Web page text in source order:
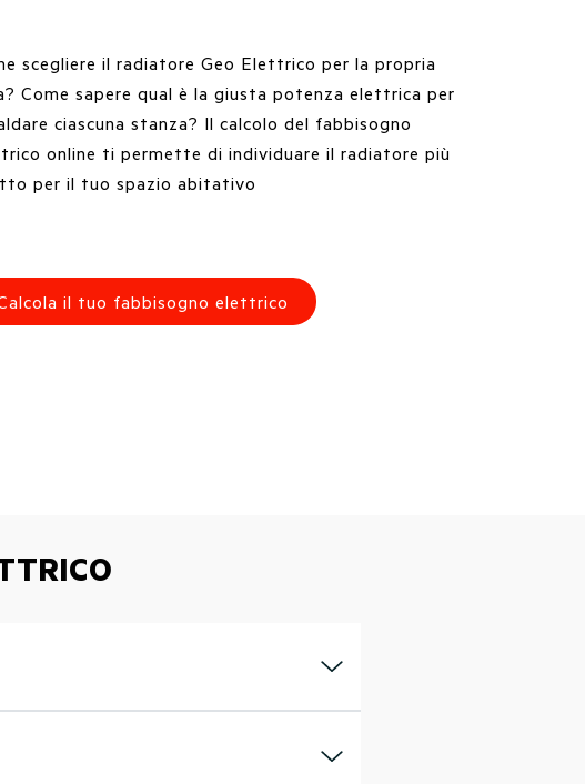
scegliere il radiatore Geo Elettrico per la propria
Come sapere qual è la giusta potenza elettrica per
ciascuna stanza? Il calcolo del fabbisogno
online ti permette di individuare il radiatore più
per il tuo spazio abitativo
il tuo fabbisogno elettrico